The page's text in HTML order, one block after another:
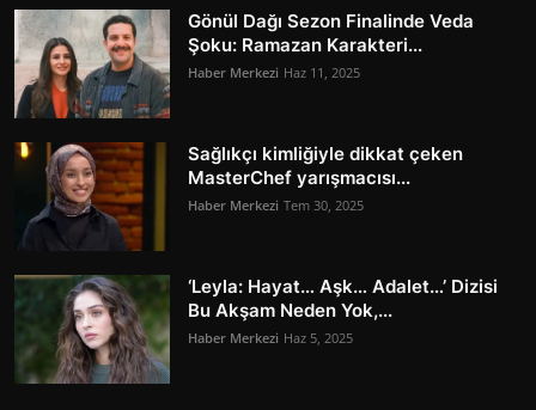
Gönül Dağı Sezon Finalinde Veda
Şoku: Ramazan Karakteri...
Haber Merkezi Haz 11, 2025
Sağlıkçı kimliğiyle dikkat çeken
MasterChef yarışmacısı...
Haber Merkezi Tem 30, 2025
‘Leyla: Hayat… Aşk… Adalet…’ Dizisi
Bu Akşam Neden Yok,...
Haber Merkezi Haz 5, 2025